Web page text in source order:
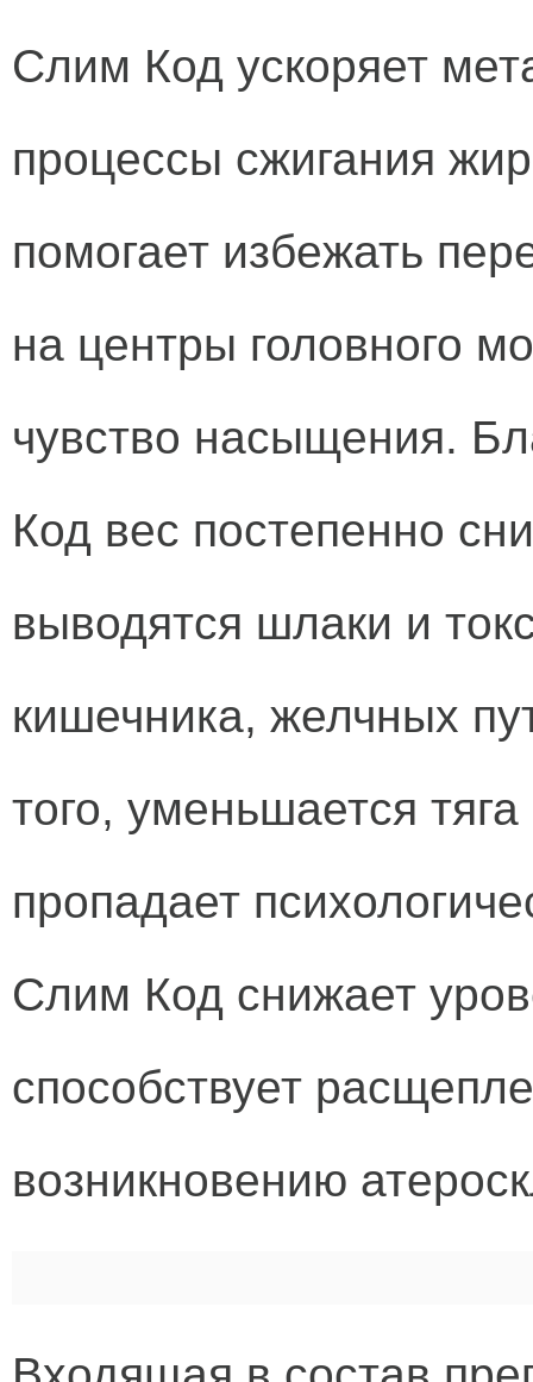
Слим Код ускоряет
процессы сжигания
помогает избежать
на центры головного
чувство насыщения.
Код вес постепенно
выводятся шлаки и
кишечника, желчных
того, уменьшается
пропадает
Слим Код снижает
способствует
возникновению